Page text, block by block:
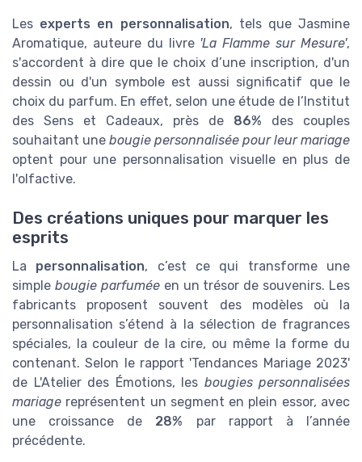
Les experts en personnalisation, tels que Jasmine
Aromatique, auteure du livre 'La Flamme sur Mesure',
s'accordent à dire que le choix d’une inscription, d'un
dessin ou d'un symbole est aussi significatif que le
choix du parfum. En effet, selon une étude de l’Institut
des Sens et Cadeaux, près de 86% des couples
souhaitant une bougie personnalisée pour leur mariage
optent pour une personnalisation visuelle en plus de
l'olfactive.
Des créations uniques pour marquer les
esprits
La personnalisation, c’est ce qui transforme une
simple bougie parfuméeen un trésor de souvenirs. Les
fabricants proposent souvent des modèles où la
personnalisation s’étend à la sélection de fragrances
spéciales, la couleur de la cire, ou même la forme du
contenant. Selon le rapport 'Tendances Mariage 2023'
de L'Atelier des Émotions, les bougies personnalisées
mariage représentent un segment en plein essor, avec
une croissance de 28% par rapport à l’année
précédente.